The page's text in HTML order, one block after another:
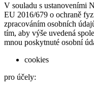
V souladu s ustanoveními
EU 2016/679 o ochraně
zpracováním osobních
tím, aby výše uvedená
mnou poskytnuté osobní
cookies
pro účely: